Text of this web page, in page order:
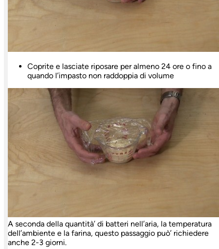
Coprite e lasciate riposare per almeno 24 ore o fino a
quando l’impasto non raddoppia di volume
A seconda della quantità’ di batteri nell’aria, la temperatura
dell’ambiente e la farina, questo passaggio può’ richiedere
anche 2-3 giorni.